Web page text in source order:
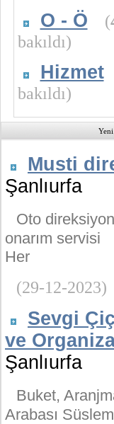
O - Ö (
bakıldı)
Hizmet
bakıldı)
Musti
Şanlıurfa
Oto
onarım servisi
Her
(29-12-2023)
Sevgi
ve
Şanlıurfa
Buket,
Arabası